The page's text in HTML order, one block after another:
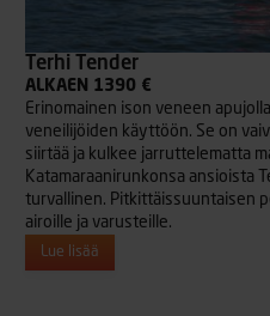
Terhi Tender
ALKAEN 1390 €
Erinomainen ison veneen
veneilijöiden käyttöön. Se on
siirtää ja kulkee jarruttelematta
Katamaraanirunkonsa ansioista
turvallinen. Pitkittäissuuntaisen
airoille ja varusteille.
Lue lisää